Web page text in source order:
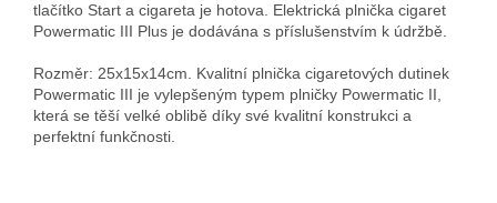
tlačítko Start a cigareta je hotova. Elektrická plnička cigaret
Powermatic III Plus je dodávána s příslušenstvím k údržbě.
Rozměr: 25x15x14cm. Kvalitní plnička cigaretových dutinek
Powermatic III je vylepšeným typem plničky Powermatic II,
která se těší velké oblibě díky své kvalitní konstrukci a
perfektní funkčnosti.